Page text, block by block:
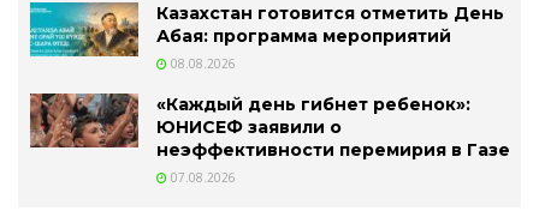
Казахстан готовится отметить День
Абая: программа мероприятий
08.08.2026
«Каждый день гибнет ребенок»:
ЮНИСЕФ заявили о
неэффективности перемирия в Газе
07.08.2026